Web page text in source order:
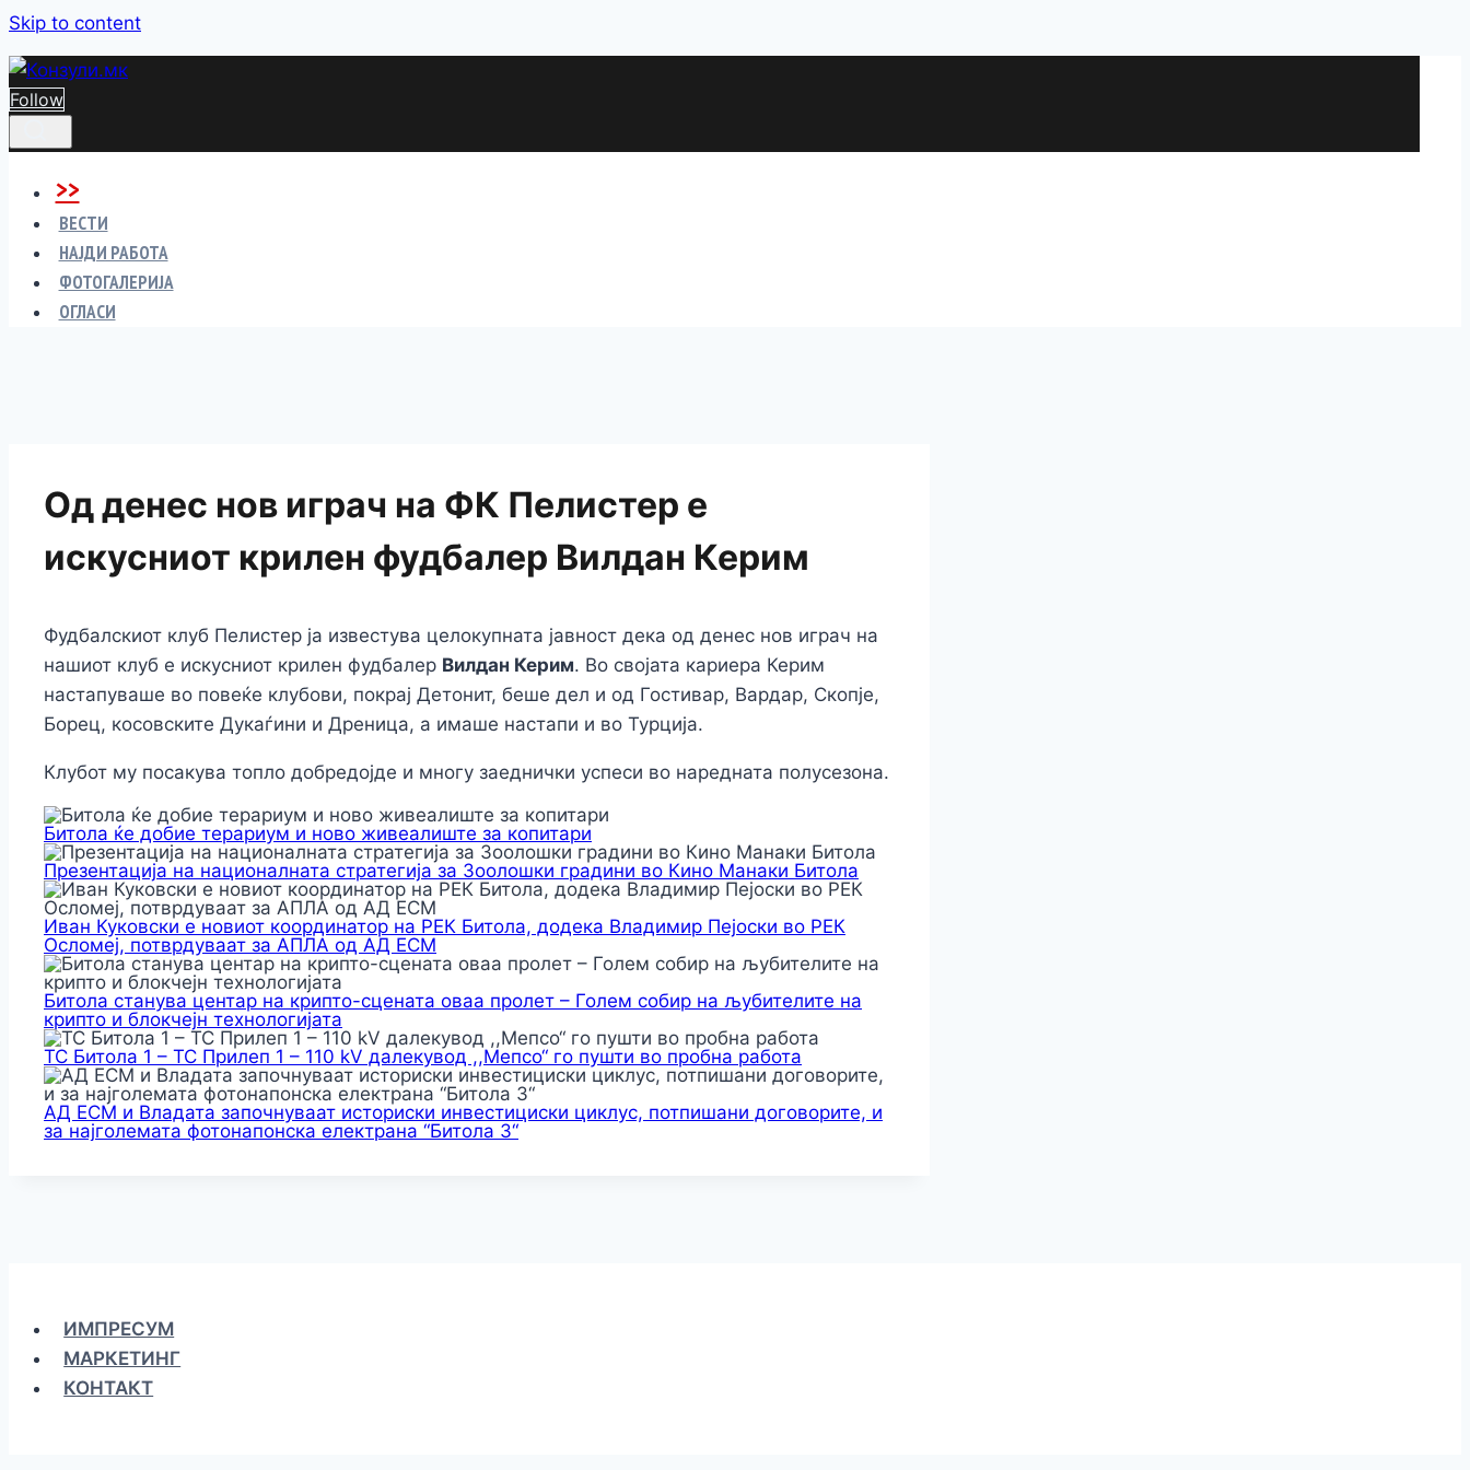
Skip to content
Follow
>>
ВЕСТИ
НАЈДИ РАБОТА
ФОТОГАЛЕРИЈА
ОГЛАСИ
Од денес нов играч на ФК Пелистер е
искусниот крилен фудбалер Вилдан Керим
Фудбалскиот клуб Пелистер ја известува целокупната јавност дека од денес нов играч на
нашиот клуб е искусниот крилен фудбалер Вилдан Керим. Во својата кариера Керим
настапуваше во повеќе клубови, покрај Детонит, беше дел и од Гостивар, Вардар, Скопје,
Борец, косовските Дукаѓини и Дреница, а имаше настапи и во Турција.
Клубот му посакува топло добредојде и многу заеднички успеси во наредната полусезона.
Битола ќе добие терариум и ново живеалиште за копитари
Презентација на националната стратегија за Зоолошки градини во Кино Манаки Битола
Иван Куковски е новиот координатор на РЕК Битола, додека Владимир Пејоски во РЕК
Осломеј, потврдуваат за АПЛА од АД ЕСМ
Битола станува центар на крипто-сцената оваа пролет – Голем собир на љубителите на
крипто и блокчејн технологијата
ТС Битола 1 – ТС Прилеп 1 – 110 kV далекувод ,,Мепсо“ го пушти во пробна работа
АД ЕСМ и Владата започнуваат историски инвестициски циклус, потпишани договорите, и
за најголемата фотонапонска електрана “Битола 3“
ИМПРЕСУМ
МАРКЕТИНГ
КОНТАКТ